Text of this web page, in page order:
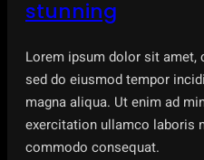
stunning
Lorem ipsum dolor sit
sed do eiusmod tempor
magna aliqua. Ut enim ad
exercitation ullamco laboris
commodo consequat.